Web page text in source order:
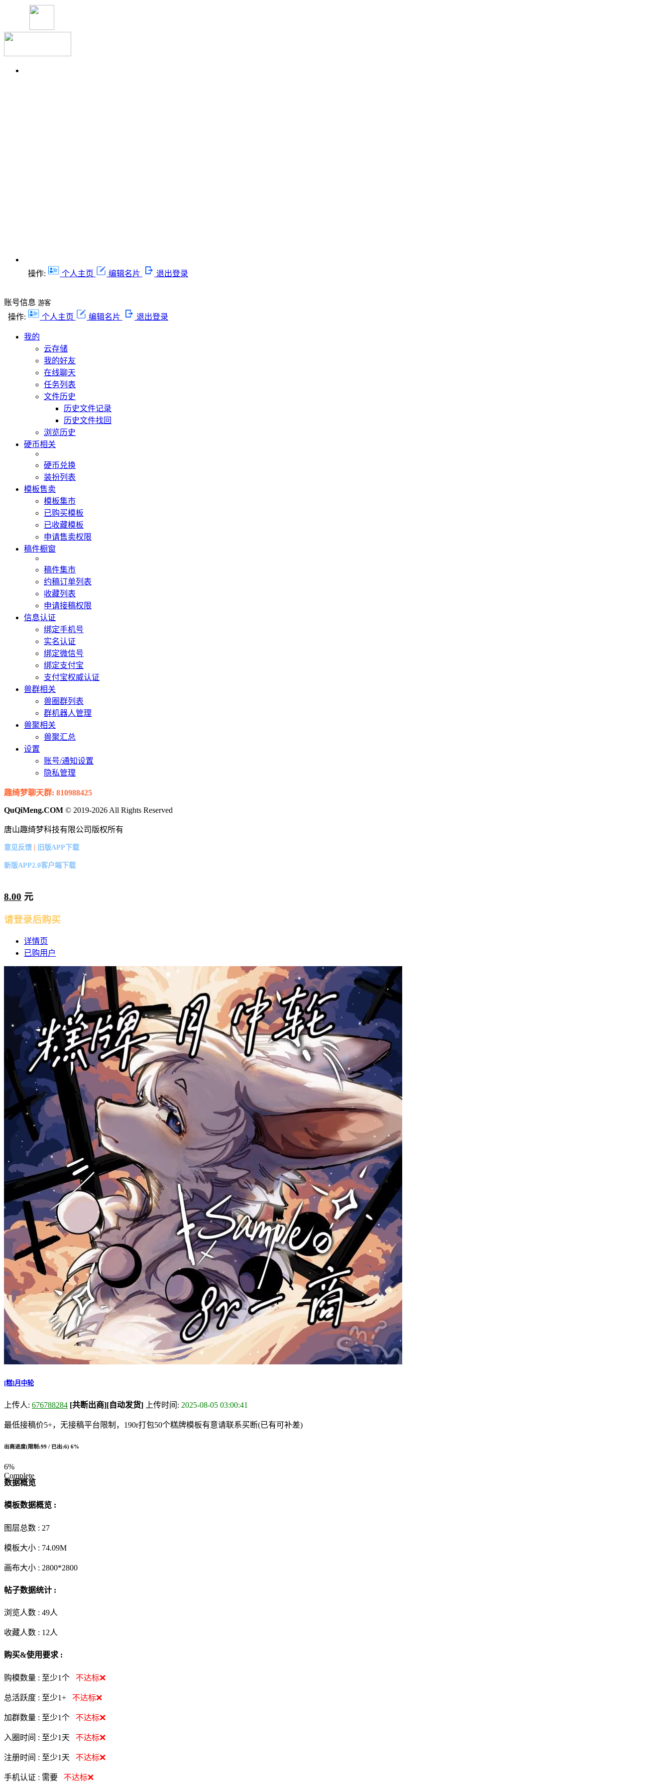
操作: 个人主页 编辑名片 退出登录
账号信息 游客
操作: 个人主页 编辑名片 退出登录
我的
云存储
我的好友
在线聊天
任务列表
文件历史
历史文件记录
历史文件找回
浏览历史
硬币相关
硬币兑换
装扮列表
模板售卖
模板集市
已购买模板
已收藏模板
申请售卖权限
稿件橱窗
稿件集市
约稿订单列表
收藏列表
申请接稿权限
信息认证
绑定手机号
实名认证
绑定微信号
绑定支付宝
支付宝权威认证
兽群相关
兽圈群列表
群机器人管理
兽聚相关
兽聚汇总
设置
账号/通知设置
隐私管理
趣绮梦聊天群: 810988425
QuQiMeng.COM © 2019-2026 All Rights Reserved
唐山趣绮梦科技有限公司版权所有
意见反馈 | 旧版APP下载
新版APP2.0客户端下载
8.00 元
请登录后购买
详情页
已购用户
[糕]月中轮
上传人: 676788284 [共断出商][自动发货] 上传时间: 2025-08-05 03:00:41
最低接稿价5+，无接稿平台限制，190r打包50个糕牌模板有意请联系买断(已有可补差)
出商进度(限制:99 / 已出:6) 6%
6%
Complete
数据概览
模板数据概览 :
图层总数 : 27
模板大小 : 74.09M
画布大小 : 2800*2800
帖子数据统计 :
浏览人数 : 49人
收藏人数 : 12人
购买&使用要求 :
购模数量 : 至少1个 不达标❌
总活跃度 : 至少1+ 不达标❌
加群数量 : 至少1个 不达标❌
入圈时间 : 至少1天 不达标❌
注册时间 : 至少1天 不达标❌
手机认证 : 需要 不达标❌